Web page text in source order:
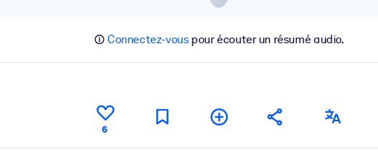
Connectez-vouspour écouter un résumé audio.
6